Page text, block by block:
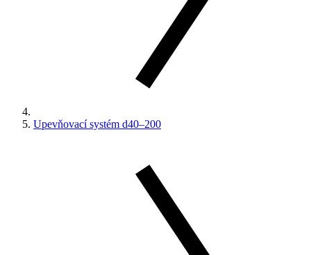
Upevňovací systém d40–200